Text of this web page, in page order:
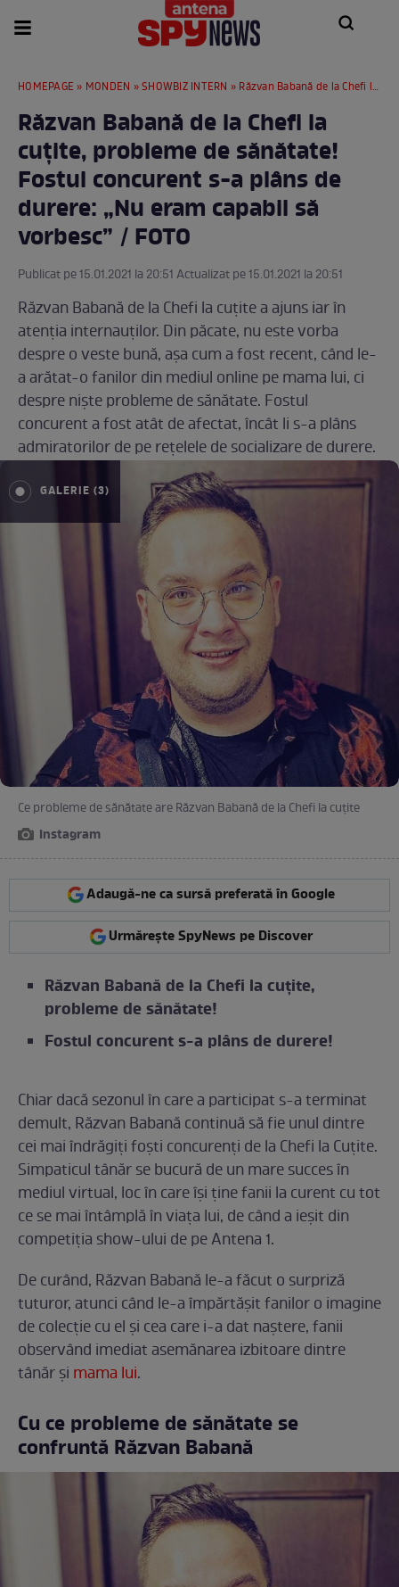
HOMEPAGE » MONDEN »SHOWBIZ INTERN » Răzvan Babană de la Chefi la cuțite, probleme de sănătate! Fostul concurent s-a plâns de durere: „Nu eram capabil să vorbesc” / FOTO
Răzvan Babană de la Chefi la
cuțite, probleme de sănătate!
Fostul concurent s-a plâns de
durere: „Nu eram capabil să
vorbesc” / FOTO
Publicat pe 15.01.2021 la 20:51 Actualizat pe 15.01.2021 la 20:51
Răzvan Babană de la Chefi la cuțite a ajuns iar în
atenția internauților. Din păcate, nu este vorba
despre o veste bună, așa cum a fost recent, când le-
a arătat-o fanilor din mediul online pe mama lui, ci
despre niște probleme de sănătate. Fostul
concurent a fost atât de afectat, încât li s-a plâns
admiratorilor de pe rețelele de socializare de durere.
GALERIE (3)
Ce probleme de sănătate are Răzvan Babană de la Chefi la cuțite
Instagram
Adaugă-ne ca sursă preferată în Google
Urmărește SpyNews pe Discover
Răzvan Babană de la Chefi la cuțite,
probleme de sănătate!
Fostul concurent s-a plâns de durere!
Chiar dacă sezonul în care a participat s-a terminat
demult, Răzvan Babană continuă să fie unul dintre
cei mai îndrăgiți foști concurenți de la Chefi la Cuțite.
Simpaticul tânăr se bucură de un mare succes în
mediul virtual, loc în care își ține fanii la curent cu tot
ce se mai întâmplă în viața lui, de când a ieșit din
competiția show-ului de pe Antena 1.
De curând, Răzvan Babană le-a făcut o surpriză
tuturor, atunci când le-a împărtășit fanilor o imagine
de colecție cu el și cea care i-a dat naștere, fanii
observând imediat asemănarea izbitoare dintre
tânăr și mama lui.
Cu ce probleme de sănătate se
confruntă Răzvan Babană